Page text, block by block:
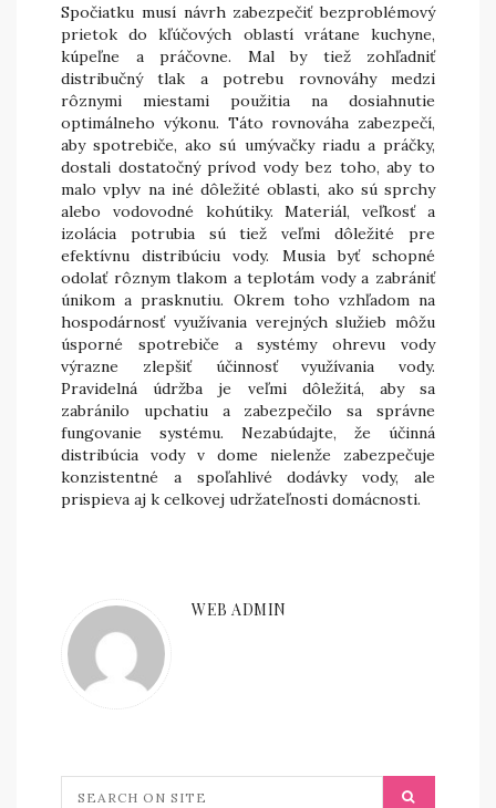
Spočiatku musí návrh zabezpečiť bezproblémový
prietok do kľúčových oblastí vrátane kuchyne,
kúpeľne a práčovne. Mal by tiež zohľadniť
distribučný tlak a potrebu rovnováhy medzi
rôznymi miestami použitia na dosiahnutie
optimálneho výkonu. Táto rovnováha zabezpečí,
aby spotrebiče, ako sú umývačky riadu a práčky,
dostali dostatočný prívod vody bez toho, aby to
malo vplyv na iné dôležité oblasti, ako sú sprchy
alebo vodovodné kohútiky. Materiál, veľkosť a
izolácia potrubia sú tiež veľmi dôležité pre
efektívnu distribúciu vody. Musia byť schopné
odolať rôznym tlakom a teplotám vody a zabrániť
únikom a prasknutiu. Okrem toho vzhľadom na
hospodárnosť využívania verejných služieb môžu
úsporné spotrebiče a systémy ohrevu vody
výrazne zlepšiť účinnosť využívania vody.
Pravidelná údržba je veľmi dôležitá, aby sa
zabránilo upchatiu a zabezpečilo sa správne
fungovanie systému. Nezabúdajte, že účinná
distribúcia vody v dome nielenže zabezpečuje
konzistentné a spoľahlivé dodávky vody, ale
prispieva aj k celkovej udržateľnosti domácnosti.
WEB ADMIN